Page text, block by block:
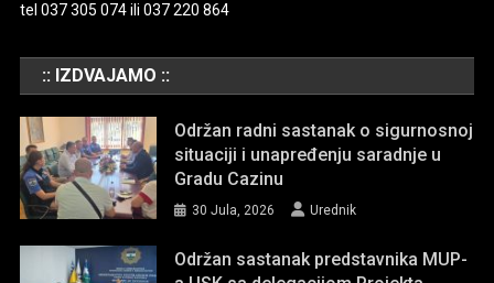
tel 037 305 074 ili 037 220 864
:: IZDVAJAMO ::
Održan radni sastanak o sigurnosnoj
situaciji i unapređenju saradnje u
Gradu Cazinu
30 Jula, 2026 Urednik
Održan sastanak predstavnika MUP-